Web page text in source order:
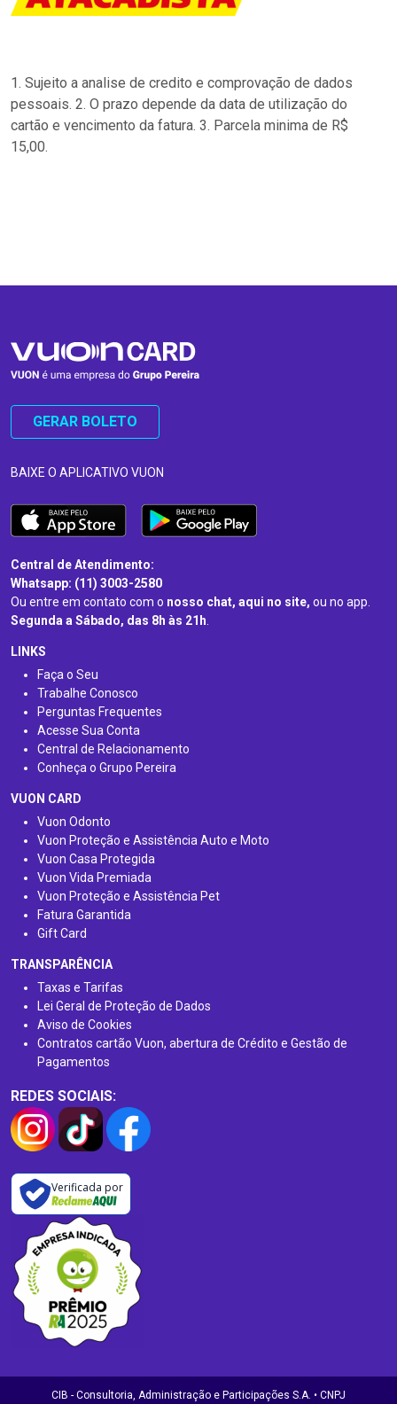
1. Sujeito a analise de credito e comprovação de dados
pessoais. 2. O prazo depende da data de utilização do
cartão e vencimento da fatura. 3. Parcela minima de R$
15,00.
GERAR BOLETO
BAIXE O APLICATIVO VUON
Central de Atendimento:
Whatsapp: (11) 3003-2580
Ou entre em contato com o nosso chat, aqui no site, ou no app.
Segunda a Sábado, das 8h às 21h.
LINKS
Faça o Seu
Trabalhe Conosco
Perguntas Frequentes
Acesse Sua Conta
Central de Relacionamento
Conheça o Grupo Pereira
VUON CARD
Vuon Odonto
Vuon Proteção e Assistência Auto e Moto
Vuon Casa Protegida
Vuon Vida Premiada
Vuon Proteção e Assistência Pet
Fatura Garantida
Gift Card
TRANSPARÊNCIA
Taxas e Tarifas
Lei Geral de Proteção de Dados
Aviso de Cookies
Contratos cartão Vuon, abertura de Crédito e Gestão de
Pagamentos
REDES SOCIAIS:
Verificada por
CIB - Consultoria, Administração e Participações S.A. • CNPJ